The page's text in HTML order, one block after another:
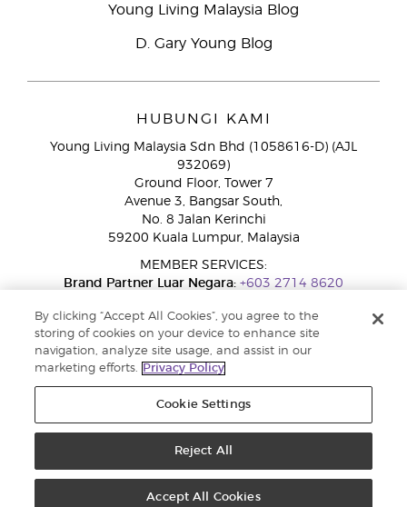
Young Living Malaysia Blog
D. Gary Young Blog
HUBUNGI KAMI
Young Living Malaysia Sdn Bhd (1058616-D) (AJL
932069)
Ground Floor, Tower 7
Avenue 3, Bangsar South,
No. 8 Jalan Kerinchi
59200 Kuala Lumpur, Malaysia
MEMBER SERVICES:
Brand Partner Luar Negara: +603 2714 8620
WhatsApp: +60 15 4600 0691
By clicking “Accept All Cookies”, you agree to the
storing of cookies on your device to enhance site
navigation, analyze site usage, and assist in our
marketing efforts.
Privacy Policy
Cookie Settings
Reject All
Accept All Cookies